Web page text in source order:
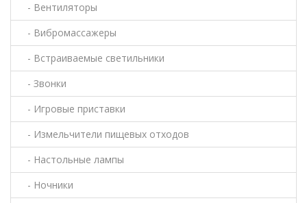
- Вентиляторы
- Вибромассажеры
- Встраиваемые светильники
- Звонки
- Игровые приставки
- Измельчители пищевых отходов
- Настольные лампы
- Ночники